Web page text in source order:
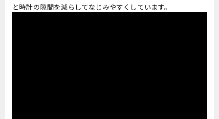
と時計の隙間を減らしてなじみやすくしています。